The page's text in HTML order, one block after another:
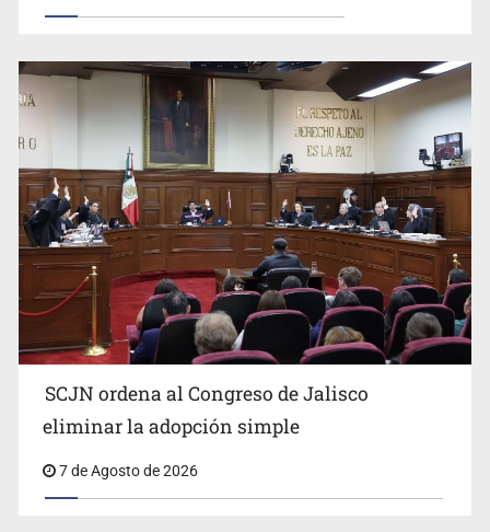
Buscan mantener tradiciones con Feria Corazón de
Artesano
Fiscalía exhuma 126 cuerpos de 32 fosas
SCJN ordena al Congreso de Jalisco
eliminar la adopción simple
7 de Agosto de 2026